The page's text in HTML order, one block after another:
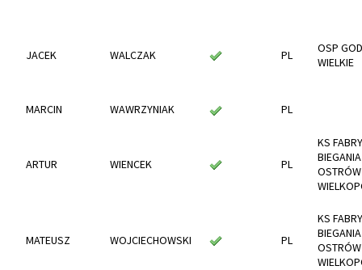
JACEK WALCZAK PL
OSP
WIELKIE
MARCIN WAWRZYNIAK PL
ARTUR WIENCEK PL
KS
BIEGANIA
OSTRÓW
MATEUSZ WOJCIECHOWSKI PL
KS
BIEGANIA
OSTRÓW